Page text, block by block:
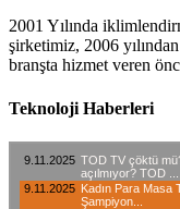
2001 Yılında
şirketimiz, 2006
branşta hizmet veren
Teknoloji Haberleri